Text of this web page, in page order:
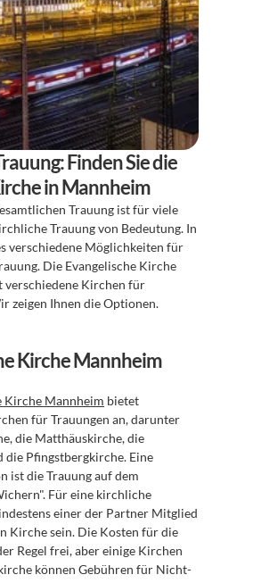
Finden Sie die
in Mannheim
Trauung ist für viele
Trauung von Bedeutung. In
verschiedene Möglichkeiten für
Die Evangelische Kirche
verschiedene Kirchen für
zeigen Ihnen die Optionen.
Kirche Mannheim
Kirche Mannheim bietet
für Trauungen an, darunter
die Matthäuskirche, die
die Pfingstbergkirche. Eine
ist die Trauung auf dem
Für eine kirchliche
einer der Partner Mitglied
Kirche sein. Die Kosten für die
Regel frei, aber einige Kirchen
können Gebühren für Nicht-